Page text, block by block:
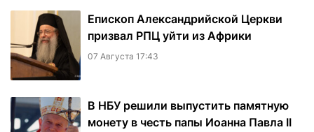
Епископ Александрийской Церкви
призвал РПЦ уйти из Африки
07 Августа 17:43
В НБУ решили выпустить памятную
монету в честь папы Иоанна Павла II